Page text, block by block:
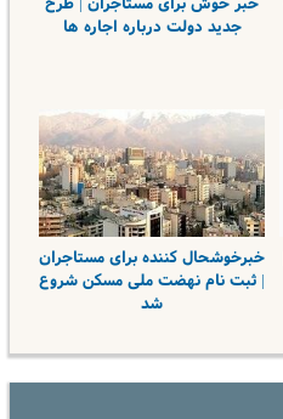
جدید دولت درباره اجاره ها
خبرخوشحال کننده برای مستاجران
| ثبت نام نهضت ملی مسکن شروع
شد